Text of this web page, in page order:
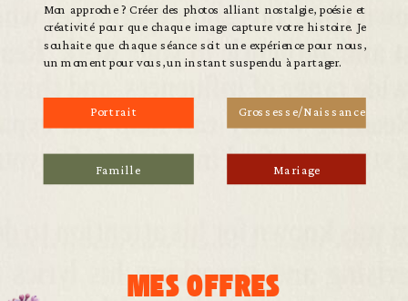
Grossesse/Naissance
Famille Mariage
Portrait
Mon approche ? Créer des photos alliant nostalgie, poésie et
créativité pour que chaque image capture votre histoire. Je
souhaite que chaque séance soit une expérience pour nous,
un moment pour vous, un instant suspendu à partager.
MES OFFRES